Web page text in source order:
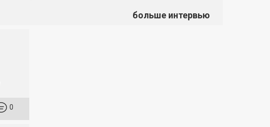
больше интервью
0